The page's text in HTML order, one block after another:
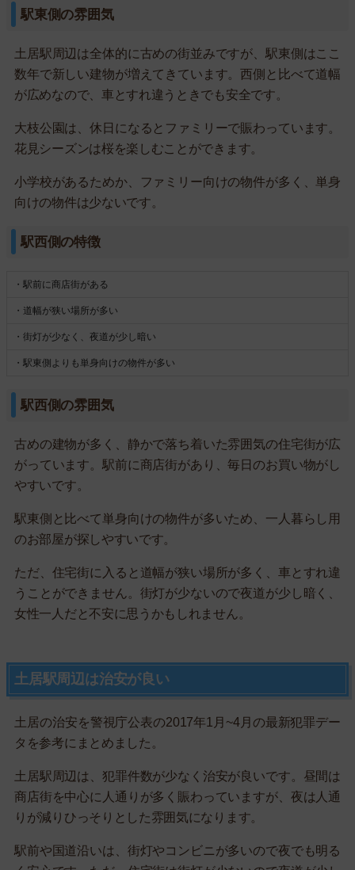
駅東側の雰囲気
土居駅周辺は全体的に古めの街並みですが、駅東側はここ
数年で新しい建物が増えてきています。西側と比べて道幅
が広めなので、車とすれ違うときでも安全です。
大枝公園は、休日になるとファミリーで賑わっています。
花見シーズンは桜を楽しむことができます。
小学校があるためか、ファミリー向けの物件が多く、単身
向けの物件は少ないです。
駅西側の特徴
・駅前に商店街がある
・道幅が狭い場所が多い
・街灯が少なく、夜道が少し暗い
・駅東側よりも単身向けの物件が多い
駅西側の雰囲気
古めの建物が多く、静かで落ち着いた雰囲気の住宅街が広
がっています。駅前に商店街があり、毎日のお買い物がし
やすいです。
駅東側と比べて単身向けの物件が多いため、一人暮らし用
のお部屋が探しやすいです。
ただ、住宅街に入ると道幅が狭い場所が多く、車とすれ違
うことができません。街灯が少ないので夜道が少し暗く、
女性一人だと不安に思うかもしれません。
土居駅周辺は治安が良い
土居の治安を警視庁公表の2017年1月~4月の最新犯罪デー
タを参考にまとめました。
土居駅周辺は、犯罪件数が少なく治安が良いです。昼間は
商店街を中心に人通りが多く賑わっていますが、夜は人通
りが減りひっそりとした雰囲気になります。
駅前や国道沿いは、街灯やコンビニが多いので夜でも明る